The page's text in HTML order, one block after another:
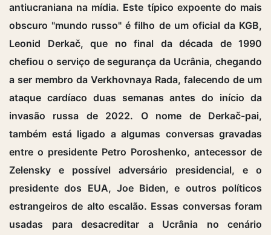
antiucraniana na mídia. Este típico expoente do mais
obscuro "mundo russo" é filho de um oficial da KGB,
Leonid Derkač, que no final da década de 1990
chefiou o serviço de segurança da Ucrânia, chegando
a ser membro da Verkhovnaya Rada, falecendo de um
ataque cardíaco duas semanas antes do início da
invasão russa de 2022. O nome de Derkač-pai,
também está ligado a algumas conversas gravadas
entre o presidente Petro Poroshenko, antecessor de
Zelensky e possível adversário presidencial, e o
presidente dos EUA, Joe Biden, e outros políticos
estrangeiros de alto escalão. Essas conversas foram
usadas para desacreditar a Ucrânia no cenário